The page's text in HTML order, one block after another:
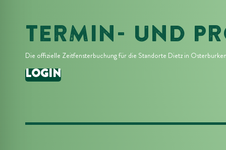
TERMIN- UND
Die offizielle Zeitfensterbuchung für die Standorte Dietz in Osterburken
LOGIN